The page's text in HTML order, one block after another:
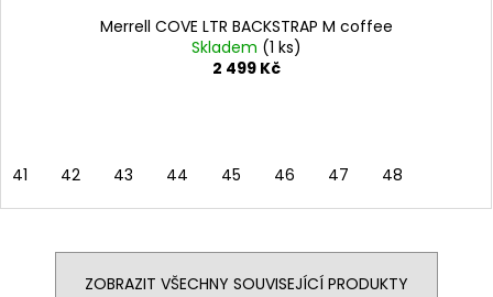
Merrell COVE LTR BACKSTRAP M coffee
Skladem (1 ks)
2 499 Kč
41 42 43 44 45 46 47 48
ZOBRAZIT VŠECHNY SOUVISEJÍCÍ PRODUKTY